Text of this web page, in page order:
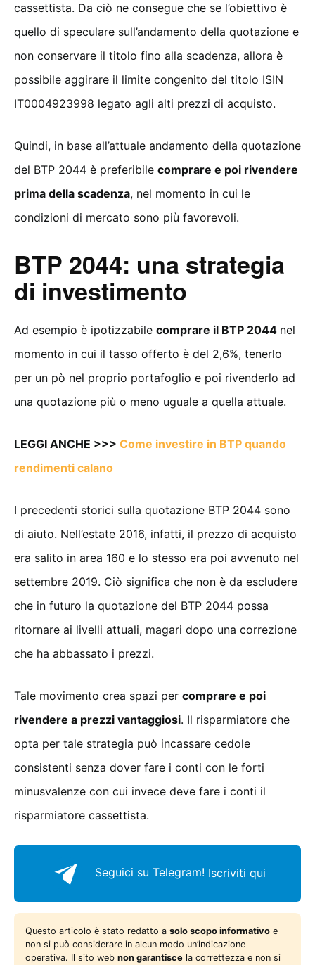
cassettista. Da ciò ne consegue che se l’obiettivo è
quello di speculare sull’andamento della quotazione e
non conservare il titolo fino alla scadenza, allora è
possibile aggirare il limite congenito del titolo ISIN
IT0004923998 legato agli alti prezzi di acquisto.
Quindi, in base all’attuale andamento della quotazione
del BTP 2044 è preferibile comprare e poi rivendere
prima della scadenza, nel momento in cui le
condizioni di mercato sono più favorevoli.
BTP 2044: una strategia
di investimento
Ad esempio è ipotizzabile comprare il BTP 2044 nel
momento in cui il tasso offerto è del 2,6%, tenerlo
per un pò nel proprio portafoglio e poi rivenderlo ad
una quotazione più o meno uguale a quella attuale.
LEGGI ANCHE >>> Come investire in BTP quando
rendimenti calano
I precedenti storici sulla quotazione BTP 2044 sono
di aiuto. Nell’estate 2016, infatti, il prezzo di acquisto
era salito in area 160 e lo stesso era poi avvenuto nel
settembre 2019. Ciò significa che non è da escludere
che in futuro la quotazione del BTP 2044 possa
ritornare ai livelli attuali, magari dopo una correzione
che ha abbassato i prezzi.
Tale movimento crea spazi per comprare e poi
rivendere a prezzi vantaggiosi. Il risparmiatore che
opta per tale strategia può incassare cedole
consistenti senza dover fare i conti con le forti
minusvalenze con cui invece deve fare i conti il
risparmiatore cassettista.
Seguici su Telegram! Iscriviti qui
Questo articolo è stato redatto a solo scopo informativo e
non si può considerare in alcun modo un’indicazione
operativa. Il sito web non garantisce la correttezza e non si